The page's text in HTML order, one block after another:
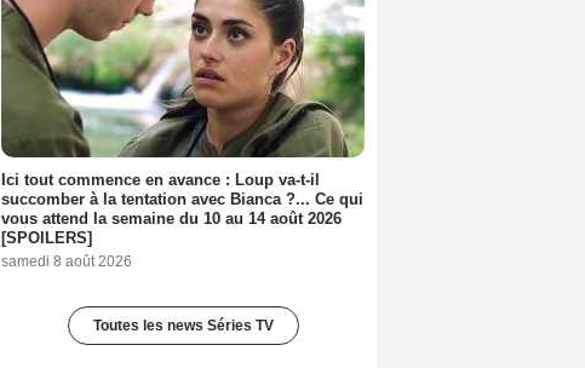
Ici tout commence en avance : Loup va-t-il
succomber à la tentation avec Bianca ?... Ce qui
vous attend la semaine du 10 au 14 août 2026
[SPOILERS]
samedi 8 août 2026
Toutes les news Séries TV